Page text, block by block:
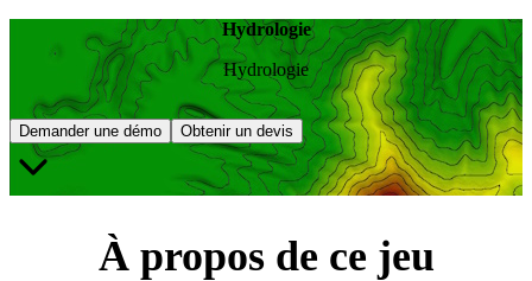
Hydrologie
Hydrologie
Demander une démo Obtenir un devis
À propos de ce jeu